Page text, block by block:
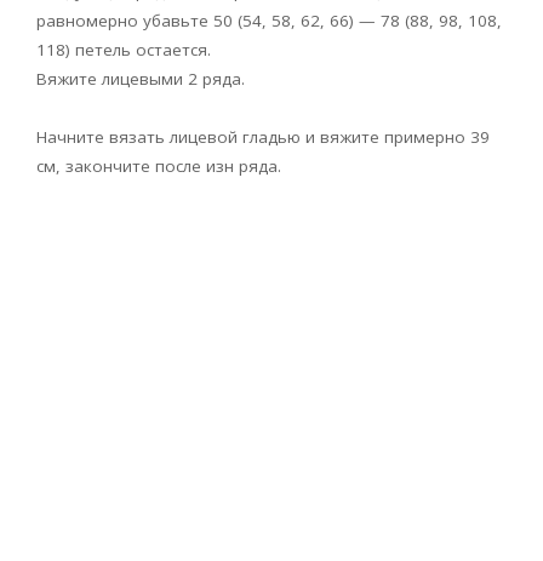
равномерно убавьте 50 (54, 58, 62, 66) — 78 (88, 98, 108,
118) петель остается.
Вяжите лицевыми 2 ряда.
Начните вязать лицевой гладью и вяжите примерно 39
см, закончите после изн ряда.